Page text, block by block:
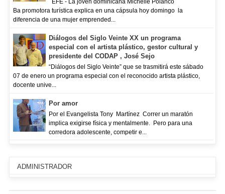
EFE - La joven dominicana Michelle Polanco
Ba promotora turística explica en una cápsula hoy domingo la
diferencia de una mujer emprended...
Diálogos del Siglo Veinte XX un programa
especial con el artista plástico, gestor cultural y
presidente del CODAP , José Sejo
“Diálogos del Siglo Veinte” que se trasmitirá este sábado
07 de enero un programa especial con el reconocido artista plástico,
docente unive...
Por amor
Por el Evangelista Tony Martínez Correr un maratón
implica exigirse física y mentalmente. Pero para una
corredora adolescente, competir e...
ADMINISTRADOR